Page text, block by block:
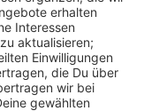
der betroffene
Fenster
Substanzen
von der